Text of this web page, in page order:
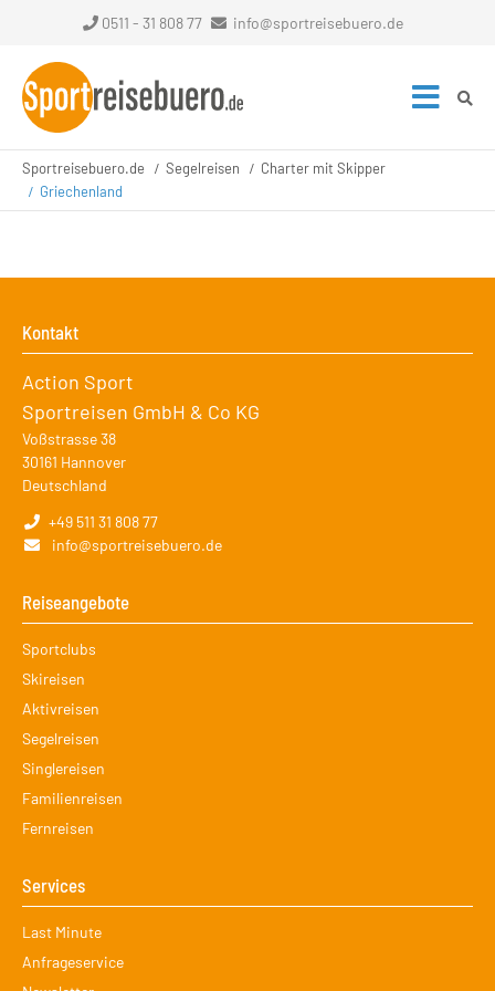
0511 - 31 808 77 info@sportreisebuero.de
Sportreisebuero.de Segelreisen
Charter mit Skipper
Griechenland
Kontakt
Action Sport
Sportreisen GmbH & Co KG
Voßstrasse 38
30161 Hannover
Deutschland
+49 511 31 808 77
info@sportreisebuero.de
Reiseangebote
Navigation
überspringen
Sportclubs
Skireisen
Aktivreisen
Segelreisen
Singlereisen
Familienreisen
Fernreisen
Services
Navigation
überspringen
Last Minute
Anfrageservice